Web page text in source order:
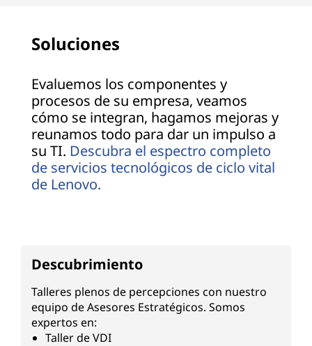
Soluciones
Evaluemos los componentes y
procesos de su empresa, veamos
cómo se integran, hagamos mejoras y
reunamos todo para dar un impulso a
su TI. Descubra el espectro completo
de servicios tecnológicos de ciclo vital
de Lenovo.
Descubrimiento
Talleres plenos de percepciones con nuestro
equipo de Asesores Estratégicos. Somos
expertos en:
Taller de VDI